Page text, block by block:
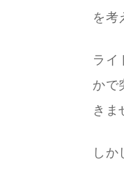
を考
ライ
かで
きま
しか